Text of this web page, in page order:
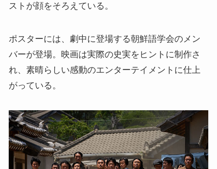
ストが顔をそろえている。
ポスターには、劇中に登場する朝鮮語学会のメン
バーが登場。映画は実際の史実をヒントに制作さ
れ、素晴らしい感動のエンターテイメントに仕上
がっている。